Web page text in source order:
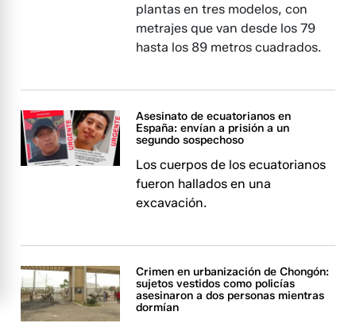
plantas en tres modelos, con
metrajes que van desde los 79
hasta los 89 metros cuadrados.
Asesinato de ecuatorianos en
España: envían a prisión a un
segundo sospechoso
Los cuerpos de los ecuatorianos
fueron hallados en una
excavación.
Crimen en urbanización de Chongón:
sujetos vestidos como policías
asesinaron a dos personas mientras
dormían